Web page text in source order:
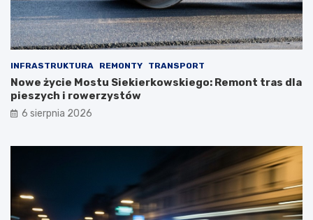
INFRASTRUKTURA REMONTY TRANSPORT
Nowe życie Mostu Siekierkowskiego: Remont tras dla
pieszych i rowerzystów
6 sierpnia 2026